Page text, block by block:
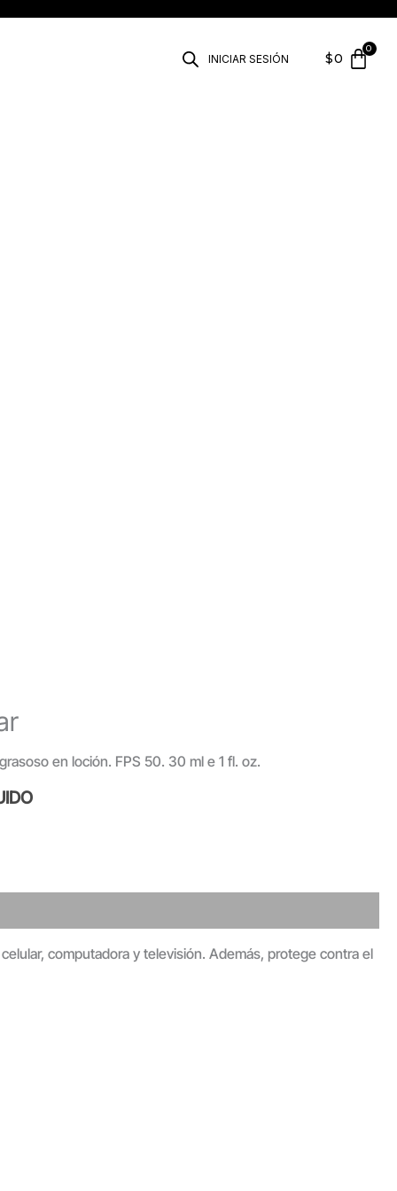
INICIAR SESIÓN $0
en loción. FPS 50. 30 ml e 1 fl. oz.
computadora y televisión. Además, protege contra el